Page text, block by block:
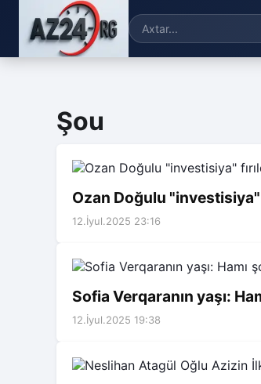
Şou
Ozan Doğulu
12.İyul.2025 23:16
Sofia Verqaranın yaşı:
12.İyul.2025 19:38